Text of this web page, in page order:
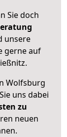
Sie doch
unsere
gerne auf
Wolfsburg
uns dabei
zu
neuen